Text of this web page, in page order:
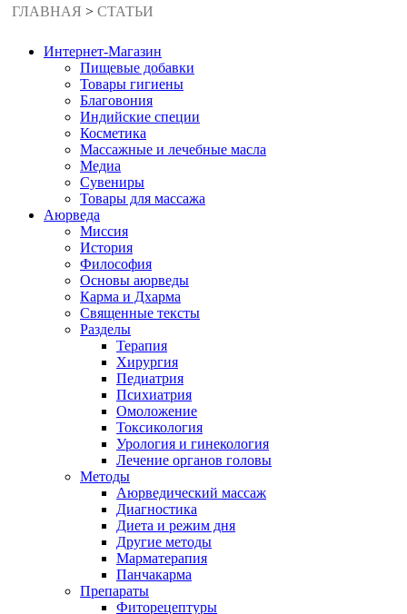
ГЛАВНАЯ > СТАТЬИ
Интернет-Магазин
Пищевые добавки
Товары гигиены
Благовония
Индийские специи
Косметика
Массажные и лечебные масла
Медиа
Сувениры
Товары для массажа
Аюрведа
Миссия
История
Философия
Основы аюрведы
Карма и Дхарма
Священные тексты
Разделы
Терапия
Хирургия
Педиатрия
Психиатрия
Омоложение
Токсикология
Урология и гинекология
Лечение органов головы
Методы
Аюрведический массаж
Диагностика
Диета и режим дня
Другие методы
Марматерапия
Панчакарма
Препараты
Фиторецептуры